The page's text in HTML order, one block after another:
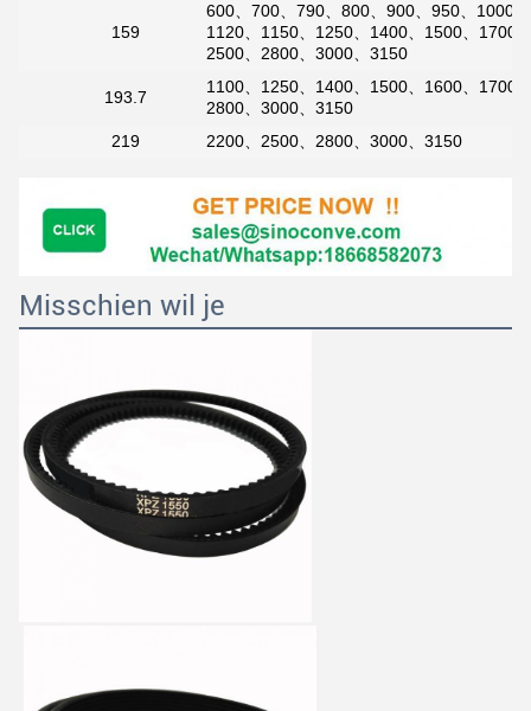
159
600、700、790、800、900、950、1000
1120、1150、1250、1400、1500、1700
2500、2800、3000、3150
193.7
1100、1250、1400、1500、1600、1700
2800、3000、3150
219
2200、2500、2800、3000、3150
Misschien wil je